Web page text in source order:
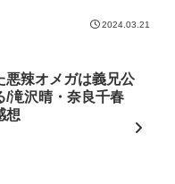
2024.03.21
悪辣オメガは義兄公
/滝沢晴・奈良千春
想